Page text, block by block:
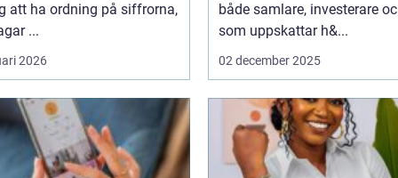
att ha ordning på siffrorna,
...
2026
både samlare, investerare
som uppskattar h&...
02 december 2025